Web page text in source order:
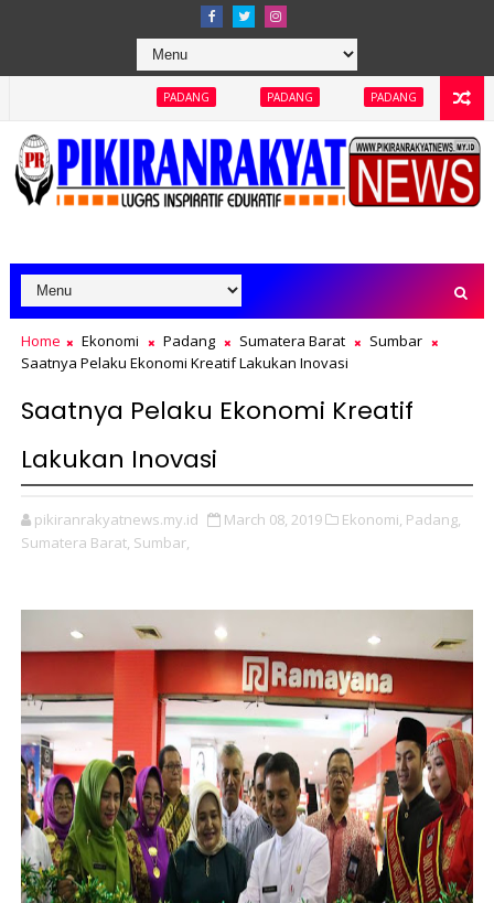
PADANG PADANG PADANG
Home Ekonomi Padang Sumatera Barat
Sumbar
Saatnya Pelaku Ekonomi Kreatif Lakukan Inovasi
Saatnya Pelaku Ekonomi Kreatif
Lakukan Inovasi
pikiranrakyatnews.my.id March 08, 2019 Ekonomi, Padang,
Sumatera Barat, Sumbar,